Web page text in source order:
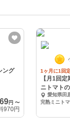
ング
円〜
970円
1ヶ月に1回
【月1回
ニトマト
愛知県田